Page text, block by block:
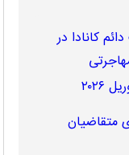
دائم کانادا در
متقاضیان